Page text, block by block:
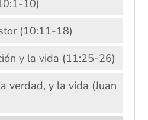
10)
(10:11-18)
y la vida (11:25-26)
verdad, y la vida (Juan